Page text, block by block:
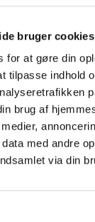
bruger cookies
for at gøre din
tilpasse indhold
brug af
med andre
via din